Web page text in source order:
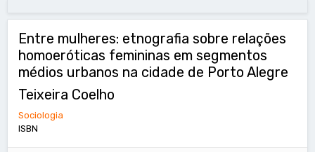
Entre mulheres: etnografia sobre relações
homoeróticas femininas em segmentos
médios urbanos na cidade de Porto Alegre
Teixeira Coelho
Sociologia
ISBN